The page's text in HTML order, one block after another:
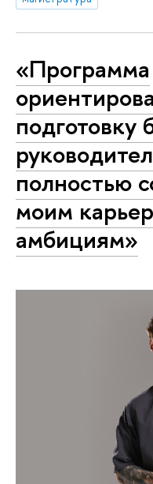
«Программа
подготовку
полностью
моим
амбициям»